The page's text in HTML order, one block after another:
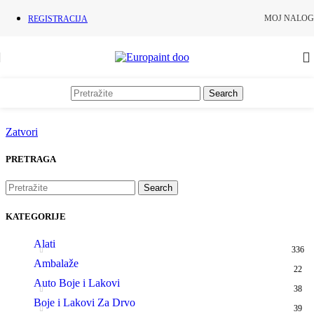
REGISTRACIJA MOJ NALOG
Search
Zatvori
PRETRAGA
Search
KATEGORIJE
Alati 336
Ambalaže 22
Auto Boje i Lakovi 38
Boje i Lakovi Za Drvo 39